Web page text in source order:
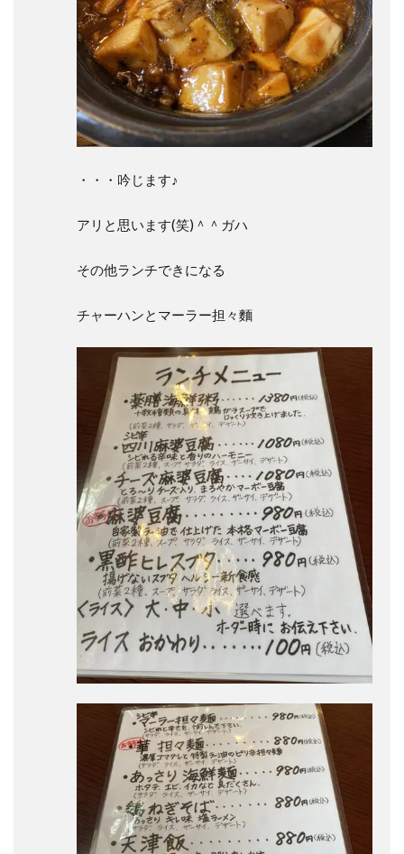
・・・吟じます♪
アリと思います(笑)＾＾ガハ
その他ランチできになる
チャーハンとマーラー担々麵